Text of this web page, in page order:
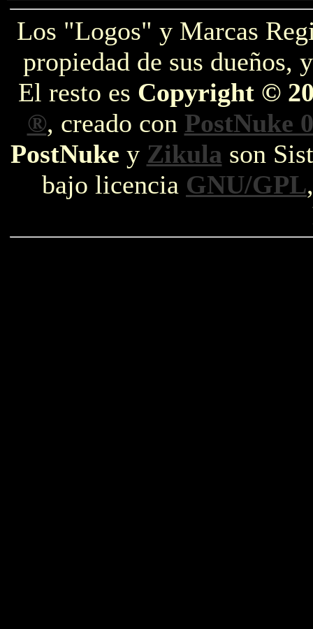
Los "Logos" y Marcas
propiedad de sus dueños,
El resto es Copyright ©
®, creado con PostNuke
PostNuke y Zikula son
bajo licencia GNU/GPL